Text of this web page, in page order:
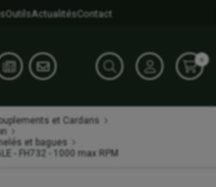
OutilsActualitésContact
0
et Cardans
et bagues
- FH732 - 1000 max RPM